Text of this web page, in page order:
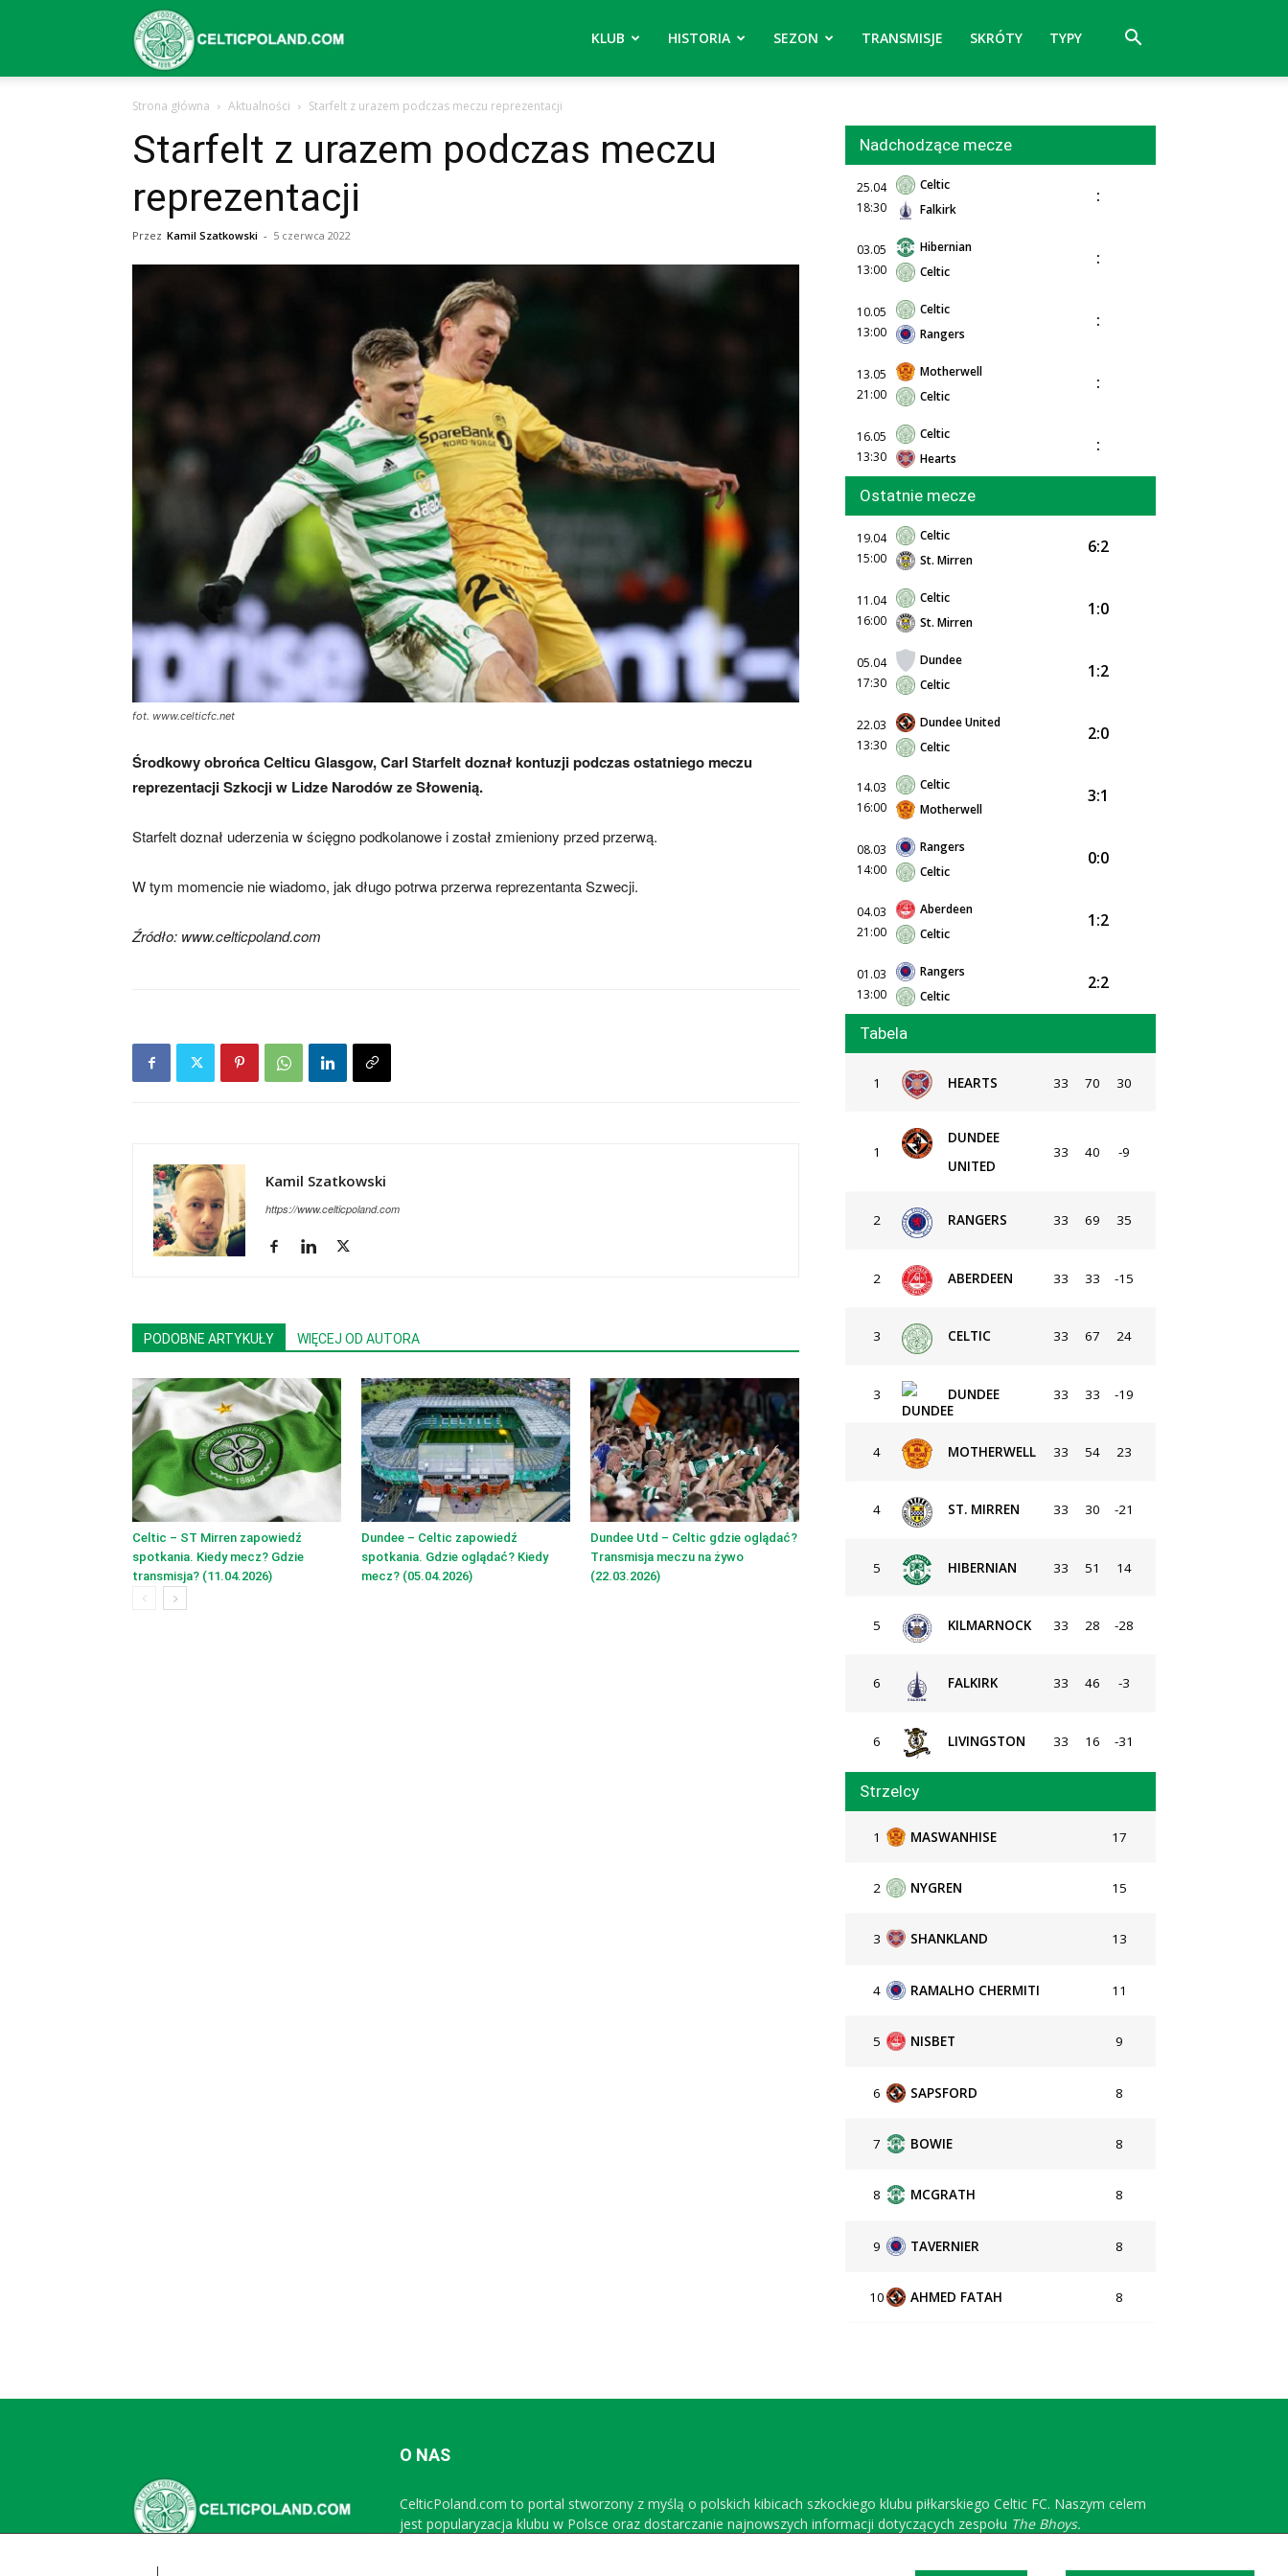
Glasgow
–
aktualności
(transfery,
mecze,
skład)
KLUB HISTORIA SEZON TRANSMISJE SKRÓTY TYPY
Strona główna Aktualności Starfelt z urazem podczas meczu reprezentacji
Starfelt z urazem podczas meczu
reprezentacji
Przez Kamil Szatkowski - 5 czerwca 2022
fot. www.celticfc.net
Środkowy obrońca Celticu Glasgow, Carl Starfelt doznał kontuzji podczas ostatniego meczu
reprezentacji Szkocji w Lidze Narodów ze Słowenią.
Starfelt doznał uderzenia w ścięgno podkolanowe i został zmieniony przed przerwą.
W tym momencie nie wiadomo, jak długo potrwa przerwa reprezentanta Szwecji.
Źródło: www.celticpoland.com
Kamil Szatkowski
https://www.celticpoland.com
PODOBNE ARTYKUŁY WIĘCEJ OD AUTORA
Celtic – ST Mirren zapowiedź
spotkania. Kiedy mecz? Gdzie
transmisja? (11.04.2026)
Dundee – Celtic zapowiedź
spotkania. Gdzie oglądać? Kiedy
mecz? (05.04.2026)
Dundee Utd – Celtic gdzie oglądać?
Transmisja meczu na żywo
(22.03.2026)
Nadchodzące mecze
25.04
18:30
Celtic
Falkirk
:
03.05
13:00
Hibernian
Celtic
:
10.05
13:00
Celtic
Rangers
:
13.05
21:00
Motherwell
Celtic
:
16.05
13:30
Celtic
Hearts
:
Ostatnie mecze
19.04
15:00
Celtic
St. Mirren
6:2
11.04
16:00
Celtic
St. Mirren
1:0
05.04
17:30
Dundee
Celtic
1:2
22.03
13:30
Dundee United
Celtic
2:0
14.03
16:00
Celtic
Motherwell
3:1
08.03
14:00
Rangers
Celtic
0:0
04.03
21:00
Aberdeen
Celtic
1:2
01.03
13:00
Rangers
Celtic
2:2
Tabela
1 HEARTS 33 70 30
1
DUNDEE
UNITED
33 40 -9
2 RANGERS 33 69 35
2 ABERDEEN 33 33 -15
3 CELTIC 33 67 24
3 DUNDEE 33 33 -19
4 MOTHERWELL 33 54 23
4 ST. MIRREN 33 30 -21
5 HIBERNIAN 33 51 14
5 KILMARNOCK 33 28 -28
6 FALKIRK 33 46 -3
6 LIVINGSTON 33 16 -31
Strzelcy
1 MASWANHISE 17
2 NYGREN 15
3 SHANKLAND 13
4 RAMALHO CHERMITI 11
5 NISBET 9
6 SAPSFORD 8
7 BOWIE 8
8 MCGRATH 8
9 TAVERNIER 8
10 AHMED FATAH 8
O NAS
CelticPoland.com to portal stworzony z myślą o polskich kibicach szkockiego klubu piłkarskiego Celtic FC. Naszym celem
jest popularyzacja klubu w Polsce oraz dostarczanie najnowszych informacji dotyczących zespołu The Bhoys.